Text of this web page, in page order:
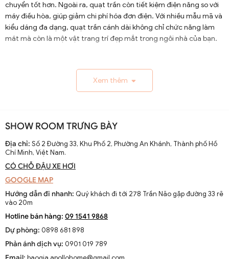
chuyển tốt hơn. Ngoài ra, quạt trần còn tiết kiệm điện năng so với
máy điều hòa, giúp giảm chi phí hóa đơn điện. Với nhiều mẫu mã và
kiểu dáng đa dạng, quạt trần cánh dài không chỉ chức năng làm
mát mà còn là một vật trang trí đẹp mắt trong ngôi nhà của bạn.
1.1. Lịch Sử và Sự Phát Triển
pháp thông gió hiệu quả ở các khu vực nhiệt đới. Ban đầu
được làm thủ công và chạy bằng điện từ pin, chúng
nhanh chóng phát triển với sự tiến bộ của công nghệ
điện.
Sự thay đổi và cải tiến qua các thập kỷ
tiến với thiết kế hiện đại, động cơ mạnh mẽ và khả năng
cứu để nâng cao hiệu suất và thẩm mỹ của sản phẩm.
Xu hướng hiện tại trên thị trường
Hiện nay, quạt trần cánh dài không chỉ là thiết bị làm mát
Xem thêm
SHOW ROOM TRƯNG BÀY
Địa chỉ: Số 2 Đường 33, Khu Phố 2, Phường An Khánh, Thành phố Hồ
Chí Minh, Việt Nam.
CÓ CHỖ ĐẬU XE HƠI
GOOGLE MAP
Hướng dẫn đi nhanh: Quý khách đi tới 278 Trần Não gặp đường 33 rẽ
vào 20m
Hotline bán hàng: 09 1541 9868
Dự phòng: 0898 681 898
Phản ánh dịch vụ: 0901 019 789